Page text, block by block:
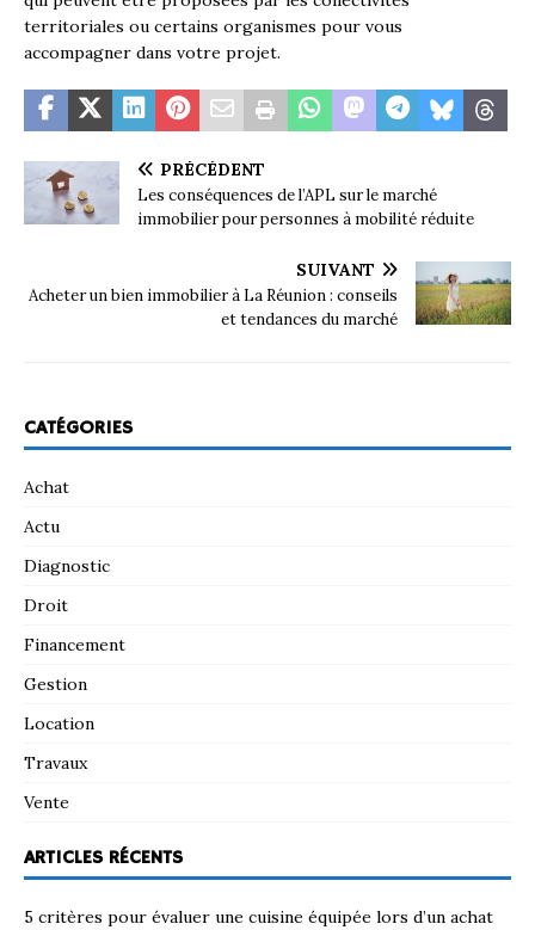
territoriales ou certains organismes pour vous
accompagner dans votre projet.
PRÉCÉDENT
Les conséquences de l’APL sur le marché
immobilier pour personnes à mobilité réduite
SUIVANT
Acheter un bien immobilier à La Réunion : conseils
et tendances du marché
CATÉGORIES
Achat
Actu
Diagnostic
Droit
Financement
Gestion
Location
Travaux
Vente
ARTICLES RÉCENTS
5 critères pour évaluer une cuisine équipée lors d’un achat